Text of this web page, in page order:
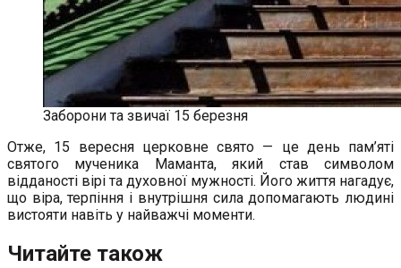
Заборони та звичаї 15 березня
Отже, 15 вересня церковне свято — це день пам’яті
святого мученика Маманта, який став символом
відданості вірі та духовної мужності. Його життя нагадує,
що віра, терпіння і внутрішня сила допомагають людині
вистояти навіть у найважчі моменти.
Читайте також